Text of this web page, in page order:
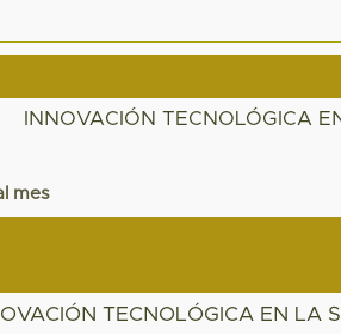
INNOVACIÓN TECNOLÓGICA
mes
TECNOLÓGICA EN LA